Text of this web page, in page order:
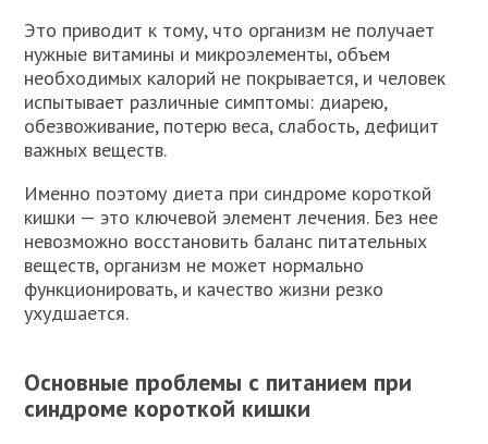
Это приводит к тому, что организм не получает
нужные витамины и микроэлементы, объем
необходимых калорий не покрывается, и человек
испытывает различные симптомы: диарею,
обезвоживание, потерю веса, слабость, дефицит
важных веществ.
Именно поэтому диета при синдроме короткой
кишки — это ключевой элемент лечения. Без нее
невозможно восстановить баланс питательных
веществ, организм не может нормально
функционировать, и качество жизни резко
ухудшается.
Основные проблемы с питанием при
синдроме короткой кишки